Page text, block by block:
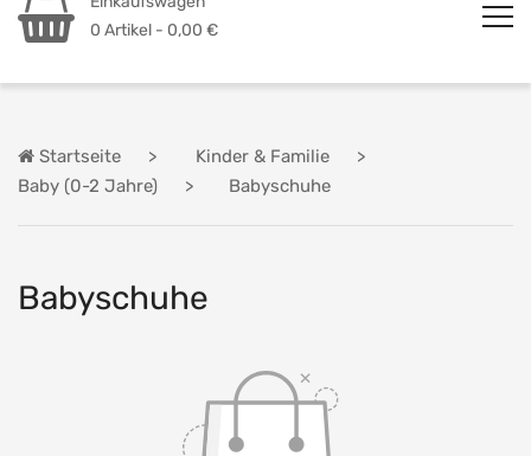
0 Artikel - 0,00 €
Startseite
Kinder & Familie
Baby (0-2 Jahre)
Babyschuhe
Babyschuhe